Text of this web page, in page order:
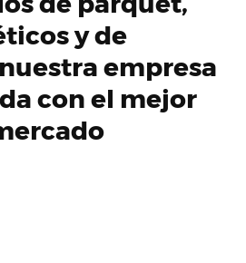
y de
empresa
con el mejor